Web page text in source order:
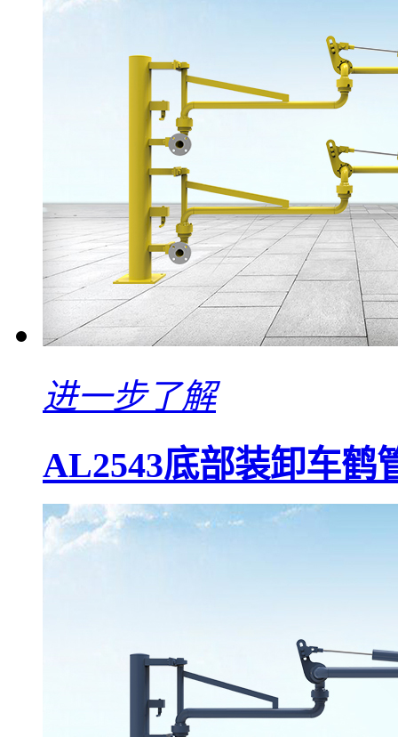
进一步了解
AL2543底部装卸车鹤